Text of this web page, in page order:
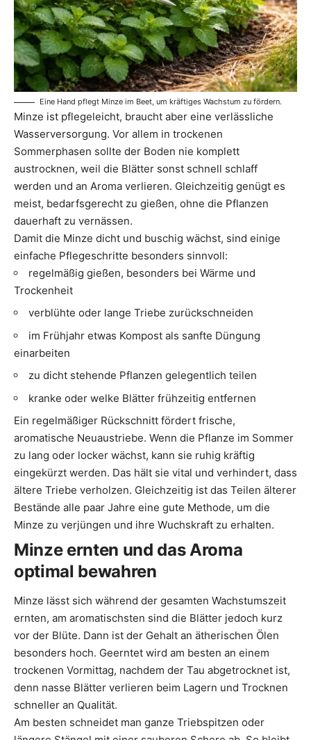
Eine Hand pflegt Minze im Beet, um kräftiges Wachstum zu fördern.
Minze ist pflegeleicht, braucht aber eine verlässliche
Wasserversorgung. Vor allem in trockenen
Sommerphasen sollte der Boden nie komplett
austrocknen, weil die Blätter sonst schnell schlaff
werden und an Aroma verlieren. Gleichzeitig genügt es
meist, bedarfsgerecht zu gießen, ohne die Pflanzen
dauerhaft zu vernässen.
Damit die Minze dicht und buschig wächst, sind einige
einfache Pflegeschritte besonders sinnvoll:
regelmäßig gießen, besonders bei Wärme und
Trockenheit
verblühte oder lange Triebe zurückschneiden
im Frühjahr etwas Kompost als sanfte Düngung
einarbeiten
zu dicht stehende Pflanzen gelegentlich teilen
kranke oder welke Blätter frühzeitig entfernen
Ein regelmäßiger Rückschnitt fördert frische,
aromatische Neuaustriebe. Wenn die Pflanze im Sommer
zu lang oder locker wächst, kann sie ruhig kräftig
eingekürzt werden. Das hält sie vital und verhindert, dass
ältere Triebe verholzen. Gleichzeitig ist das Teilen älterer
Bestände alle paar Jahre eine gute Methode, um die
Minze zu verjüngen und ihre Wuchskraft zu erhalten.
Minze ernten und das Aroma
optimal bewahren
Minze lässt sich während der gesamten Wachstumszeit
ernten, am aromatischsten sind die Blätter jedoch kurz
vor der Blüte. Dann ist der Gehalt an ätherischen Ölen
besonders hoch. Geerntet wird am besten an einem
trockenen Vormittag, nachdem der Tau abgetrocknet ist,
denn nasse Blätter verlieren beim Lagern und Trocknen
schneller an Qualität.
Am besten schneidet man ganze Triebspitzen oder